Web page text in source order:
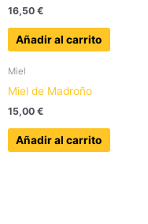
16,50 €
Añadir al carrito
Miel
Miel de Madroño
15,00 €
Añadir al carrito